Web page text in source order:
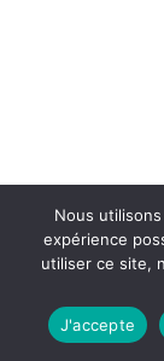
Nous
expérience
utiliser ce site,
J'accepte